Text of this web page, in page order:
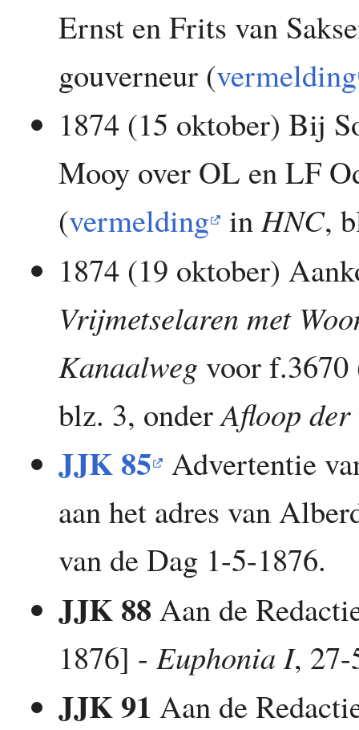
Ernst en Frits van
gouverneur (vermelding
1874 (15 oktober) Bij
Mooy over OL en LF
(vermelding inHNC,
1874 (19 oktober)
Vrijmetselaren met
Kanaalweg voor f.3670
blz. 3, onderAfloop
JJK 85 Advertentie
aan het adres van
van de Dag 1-5-1876.
JJK 88 Aan de
1876] -Euphonia I,
JJK 91 Aan de